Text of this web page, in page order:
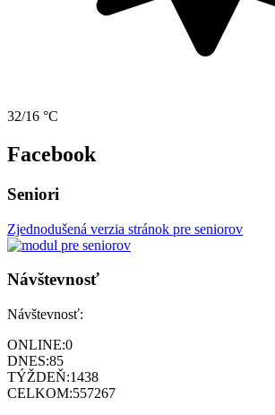
32/16 °C
Facebook
Seniori
Zjednodušená verzia stránok pre seniorov
Návštevnosť
Návštevnosť:
ONLINE:0
DNES:85
TÝŽDEŇ:1438
CELKOM:557267